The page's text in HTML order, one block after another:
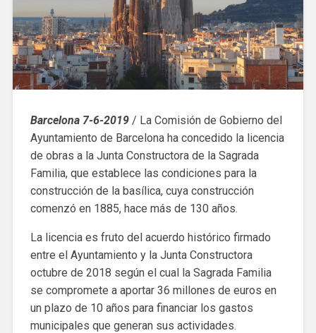
Barcelona 7-6-2019/ La Comisión de Gobierno del
Ayuntamiento de Barcelona ha concedido la licencia
de obras a la Junta Constructora de la Sagrada
Familia, que establece las condiciones para la
construcción de la basílica, cuya construcción
comenzó en 1885, hace más de 130 años.
La licencia es fruto del acuerdo histórico firmado
entre el Ayuntamiento y la Junta Constructora
octubre de 2018 según el cual la Sagrada Familia
se compromete a aportar 36 millones de euros en
un plazo de 10 años para financiar los gastos
municipales que generan sus actividades.